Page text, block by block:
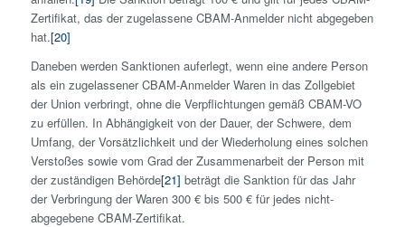
Zertifikat, das der zugelassene CBAM-Anmelder nicht abgegeben
hat.[20]
Daneben werden Sanktionen auferlegt, wenn eine andere Person
als ein zugelassener CBAM-Anmelder Waren in das Zollgebiet
der Union verbringt, ohne die Verpflichtungen gemäß CBAM-VO
zu erfüllen. In Abhängigkeit von der Dauer, der Schwere, dem
Umfang, der Vorsätzlichkeit und der Wiederholung eines solchen
Verstoßes sowie vom Grad der Zusammenarbeit der Person mit
der zuständigen Behörde[21] beträgt die Sanktion für das Jahr
der Verbringung der Waren 300 € bis 500 € für jedes nicht-
abgegebene CBAM-Zertifikat.